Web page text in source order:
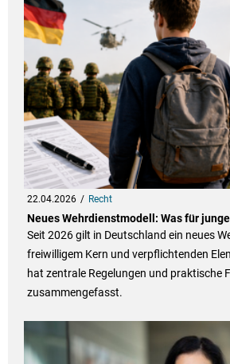
22.04.2026 Recht
Neues Wehrdienstmodell: Was für
Seit 2026 gilt in Deutschland ein neues
freiwilligem Kern und verpflichtenden
hat zentrale Regelungen und praktische
zusammengefasst.